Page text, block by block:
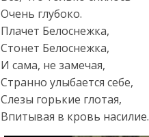
Очень глубоко.
Плачет Белоснежка,
Стонет Белоснежка,
И сама, не замечая,
Странно улыбается себе,
Слезы горькие глотая,
Впитывая в кровь насилие.